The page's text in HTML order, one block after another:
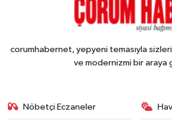
corumhabernet, yepyeni temasıyla
ve modernizmi bir araya
Nöbetçi Eczaneler